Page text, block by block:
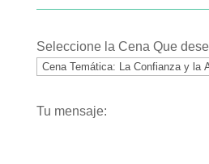
Seleccione la Cena Que
Tu mensaje: